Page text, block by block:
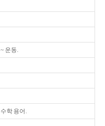
~ 운동.
수학 용어.